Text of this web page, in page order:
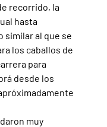
recorrido, la
hasta
similar al que se
los caballos de
para
desde los
muy